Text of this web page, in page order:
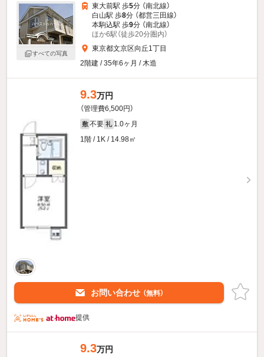
すべての写真
東大前駅 歩5分 （南北線）
白山駅 歩8分 （都営三田線）
本駒込駅 歩9分 （南北線）
ほか6駅（徒歩20分圏内）
東京都文京区向丘1丁目
2階建 / 35年6ヶ月 / 木造
9.3万円
（管理費6,500円）
敷 不要 礼 1.0ヶ月
1階 / 1K / 14.98㎡
お問い合わせ （無料）
提供
9.3万円